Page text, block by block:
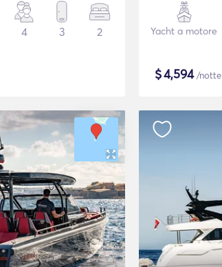
4 3 2 Yacht a motore
$4,594/notte